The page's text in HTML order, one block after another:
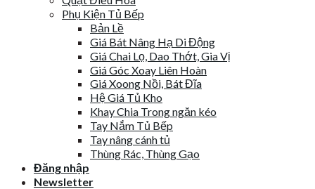
Phụ Kiện Tủ Bếp
Bản Lề
Giá Bát Nâng Hạ Di Động
Giá Chai Lọ, Dao Thớt, Gia Vị
Giá Góc Xoay Liên Hoàn
Giá Xoong Nồi, Bát Đĩa
Hệ Giá Tủ Kho
Khay Chia Trong ngăn kéo
Tay Nắm Tủ Bếp
Tay nâng cánh tủ
Thùng Rác, Thùng Gạo
Đăng nhập
Newsletter